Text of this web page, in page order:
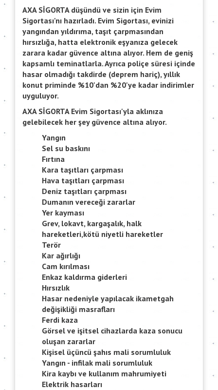
AXA SİGORTA düşündü ve sizin için Evim
Sigortası'nı hazırladı. Evim Sigortası, evinizi
yangından yıldırıma, taşıt çarpmasından
hırsızlığa, hatta elektronik eşyanıza gelecek
zarara kadar güvence altına alıyor. Hem de geniş
kapsamlı teminatlarla. Ayrıca poliçe süresi içinde
hasar olmadığı takdirde (deprem hariç), yıllık
konut priminde %10'dan %20'ye kadar indirimler
uyguluyor.
AXA SİGORTA Evim Sigortası'yla aklınıza
gelebilecek her şey güvence altına alıyor.
Yangın
Sel su baskını
Fırtına
Kara taşıtları çarpması
Hava taşıtları çarpması
Deniz taşıtları çarpması
Dumanın vereceği zararlar
Yer kayması
Grev, lokavt, kargaşalık, halk
hareketleri,kötü niyetli hareketler
Terör
Kar ağırlığı
Cam kırılması
Enkaz kaldırma giderleri
Hırsızlık
Hasar nedeniyle yapılacak ikametgah
değişikliği masrafları
Ferdi kaza
Görsel ve işitsel cihazlarda kaza sonucu
oluşan zararlar
Kişisel üçüncü şahıs mali sorumluluk
Yangın - infilak mali sorumluluk
Kira kaybı ve kullanım mahrumiyeti
Elektrik hasarları